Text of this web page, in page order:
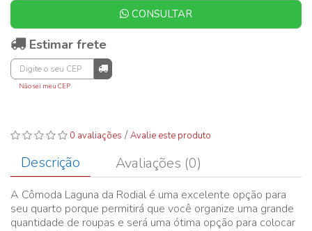
CONSULTAR
Estimar frete
Não sei meu CEP
0 avaliações /Avalie este produto
Descrição Avaliações (0)
A Cômoda Laguna da Rodial é uma excelente opção para
seu quarto porque permitirá que você organize uma grande
quantidade de roupas e será uma ótima opção para colocar